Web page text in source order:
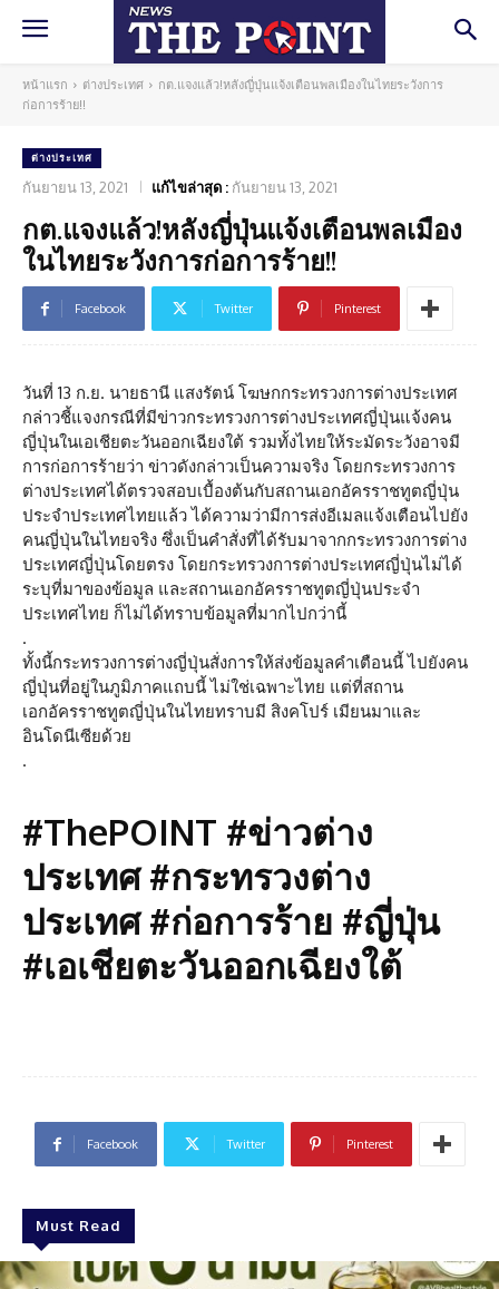
หน้าแรก ต่างประเทศ
กต.แจงแล้ว!หลังญี่ปุ่นแจ้งเตือนพลเมืองในไทยระวังการ
ก่อการร้าย!!
ต่างประเทศ
กันยายน 13, 2021 แก้ไขล่าสุด : กันยายน 13, 2021
กต.แจงแล้ว!หลังญี่ปุ่นแจ้งเตือนพลเมือง
ในไทยระวังการก่อการร้าย!!
Facebook Twitter Pinterest
วันที่ 13 ก.ย. นายธานี แสงรัตน์ โฆษกกระทรวงการต่างประเทศ
กล่าวชี้แจงกรณีที่มีข่าวกระทรวงการต่างประเทศญี่ปุ่นแจ้งคน
ญี่ปุ่นในเอเชียตะวันออกเฉียงใต้ รวมทั้งไทยให้ระมัดระวังอาจมี
การก่อการร้ายว่า ข่าวดังกล่าวเป็นความจริง โดยกระทรวงการ
ต่างประเทศได้ตรวจสอบเบื้องต้นกับสถานเอกอัครราชทูตญี่ปุ่น
ประจำประเทศไทยแล้ว ได้ความว่ามีการส่งอีเมลแจ้งเตือนไปยัง
คนญี่ปุ่นในไทยจริง ซึ่งเป็นคำสั่งที่ได้รับมาจากกระทรวงการต่าง
ประเทศญี่ปุ่นโดยตรง โดยกระทรวงการต่างประเทศญี่ปุ่นไม่ได้
ระบุที่มาของข้อมูล และสถานเอกอัครราชทูตญี่ปุ่นประจำ
ประเทศไทย ก็ไม่ได้ทราบข้อมูลที่มากไปกว่านี้
.
ทั้งนี้กระทรวงการต่างญี่ปุ่นสั่งการให้ส่งข้อมูลคำเตือนนี้ ไปยังคน
ญี่ปุ่นที่อยู่ในภูมิภาคแถบนี้ ไม่ใช่เฉพาะไทย แต่ที่สถาน
เอกอัครราชทูตญี่ปุ่นในไทยทราบมี สิงคโปร์ เมียนมาและ
อินโดนีเซียด้วย
.
#ThePOINT #ข่าวต่าง
ประเทศ #กระทรวงต่าง
ประเทศ #ก่อการร้าย #ญี่ปุ่น
#เอเชียตะวันออกเฉียงใต้
Facebook Twitter Pinterest
Must Read